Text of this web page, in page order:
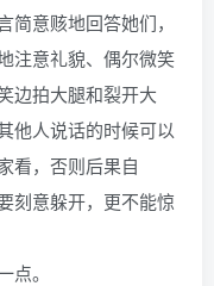
意赅地回答她们，
注意礼貌、偶尔微笑
边拍大腿和裂开大
人说话的时候可以
看，否则后果自
刻意躲开，更不能惊
。